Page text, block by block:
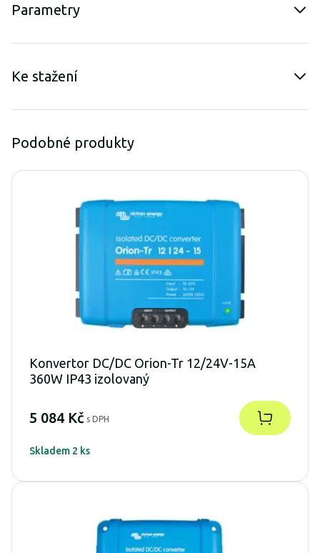
Parametry
Ke stažení
Podobné produkty
Konvertor DC/DC Orion-Tr 12/24V-15A
360W IP43 izolovaný
5 084 Kč s DPH
Skladem 2 ks